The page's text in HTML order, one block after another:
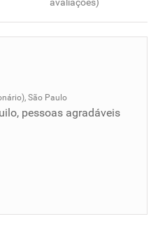
São Paulo
pessoas agradáveis